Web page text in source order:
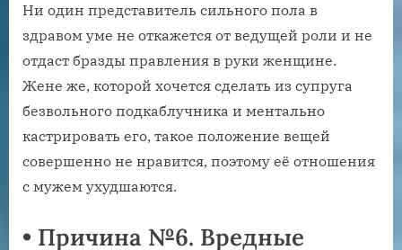
Ни один представитель сильного пола в
здравом уме не откажется от ведущей роли и не
отдаст бразды правления в руки женщине.
Жене же, которой хочется сделать из супруга
безвольного подкаблучника и ментально
кастрировать его, такое положение вещей
совершенно не нравится, поэтому её отношения
с мужем ухудшаются.
• Причина №6. Вредные